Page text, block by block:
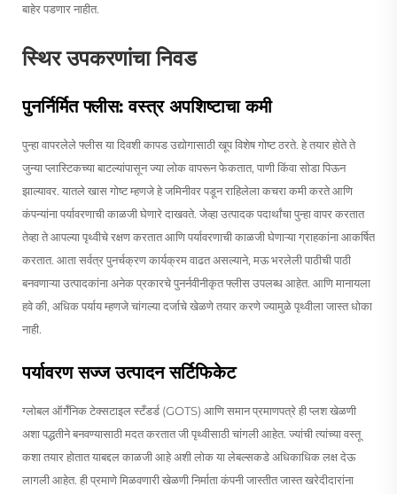
बाहेर पडणार नाहीत.
स्थिर उपकरणांचा निवड
पुनर्निर्मित फ्लीस: वस्त्र अपशिष्टाचा कमी
पुन्हा वापरलेले फ्लीस या दिवशी कापड उद्योगासाठी खूप विशेष गोष्ट ठरते. हे तयार होते ते
जुन्या प्लास्टिकच्या बाटल्यांपासून ज्या लोक वापरून फेकतात, पाणी किंवा सोडा पिऊन
झाल्यावर. यातले खास गोष्ट म्हणजे हे जमिनीवर पडून राहिलेला कचरा कमी करते आणि
कंपन्यांना पर्यावरणाची काळजी घेणारे दाखवते. जेव्हा उत्पादक पदार्थांचा पुन्हा वापर करतात
तेव्हा ते आपल्या पृथ्वीचे रक्षण करतात आणि पर्यावरणाची काळजी घेणाऱ्या ग्राहकांना आकर्षित
करतात. आता सर्वत्र पुनर्चक्रण कार्यक्रम वाढत असल्याने, मऊ भरलेली पाठीची पाठी
बनवणाऱ्या उत्पादकांना अनेक प्रकारचे पुनर्नवीनीकृत फ्लीस उपलब्ध आहेत. आणि मानायला
हवे की, अधिक पर्याय म्हणजे चांगल्या दर्जाचे खेळणे तयार करणे ज्यामुळे पृथ्वीला जास्त धोका
नाही.
पर्यावरण सज्ज उत्पादन सर्टिफिकेट
ग्लोबल ऑर्गॅनिक टेक्सटाइल स्टँडर्ड (GOTS) आणि समान प्रमाणपत्रे ही प्लश खेळणी
अशा पद्धतीने बनवण्यासाठी मदत करतात जी पृथ्वीसाठी चांगली आहेत. ज्यांची त्यांच्या वस्तू
कशा तयार होतात याबद्दल काळजी आहे अशी लोक या लेबल्सकडे अधिकाधिक लक्ष देऊ
लागली आहेत. ही प्रमाणे मिळवणारी खेळणी निर्माता कंपनी जास्तीत जास्त खरेदीदारांना